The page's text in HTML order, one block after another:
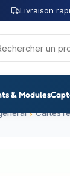
Livraison
& Modules
Cartes